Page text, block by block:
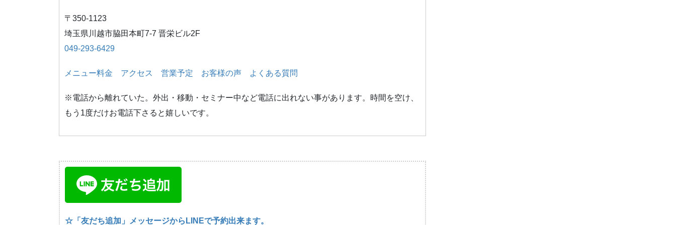
〒350-1123
埼玉県川越市脇田本町7-7 晋栄ビル2F
049-293-6429
メニュー料金 アクセス 営業予定 お客様の声 よくある質問
※電話から離れていた。外出・移動・セミナー中など電話に出れない事があります。時間を空け、
もう1度だけお電話下さると嬉しいです。
☆「友だち追加」メッセージからLINEで予約出来ます。